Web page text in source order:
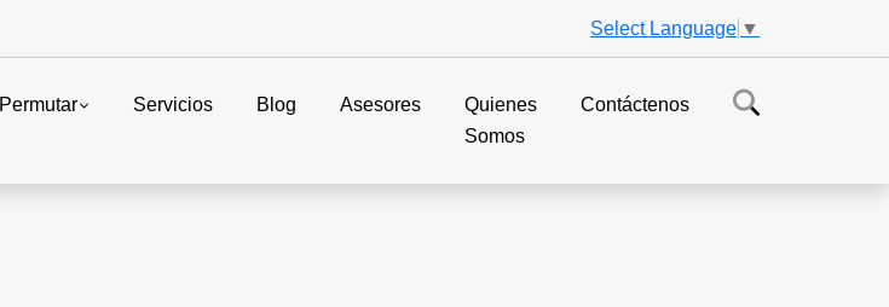
Select Language ▼
Permutar Servicios Blog Asesores
Quienes
Somos
Contáctenos